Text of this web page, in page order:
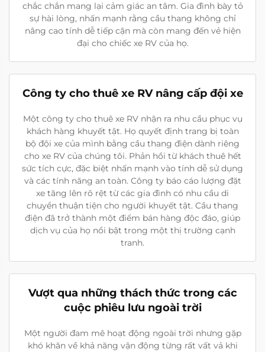
chắc chắn mang lại cảm giác an tâm. Gia đình bày tỏ
sự hài lòng, nhấn mạnh rằng cầu thang không chỉ
nâng cao tính dễ tiếp cận mà còn mang đến vẻ hiện
đại cho chiếc xe RV của họ.
Công ty cho thuê xe RV nâng cấp đội xe
Một công ty cho thuê xe RV nhận ra nhu cầu phục vụ
khách hàng khuyết tật. Họ quyết định trang bị toàn
bộ đội xe của mình bằng cầu thang điện dành riêng
cho xe RV của chúng tôi. Phản hồi từ khách thuê hết
sức tích cực, đặc biệt nhấn mạnh vào tính dễ sử dụng
và các tính năng an toàn. Công ty báo cáo lượng đặt
xe tăng lên rõ rệt từ các gia đình có nhu cầu di
chuyển thuận tiện cho người khuyết tật. Cầu thang
điện đã trở thành một điểm bán hàng độc đáo, giúp
dịch vụ của họ nổi bật trong một thị trường cạnh
tranh.
Vượt qua những thách thức trong các
cuộc phiêu lưu ngoài trời
Một người đam mê hoạt động ngoài trời nhưng gặp
khó khăn về khả năng vận động từng rất vất vả khi